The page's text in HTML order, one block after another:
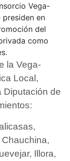
Vega-
en
del
como
la Vega-
Local,
Diputación de
Illora,